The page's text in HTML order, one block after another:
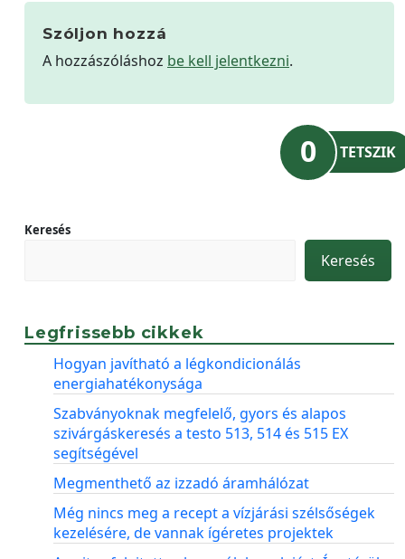
Szóljon hozzá
A hozzászóláshoz be kell jelentkezni.
0 TETSZIK
Keresés
Keresés
Legfrissebb cikkek
Hogyan javítható a légkondicionálás
energiahatékonysága
Szabványoknak megfelelő, gyors és alapos
szivárgáskeresés a testo 513, 514 és 515 EX
segítségével
Megmenthető az izzadó áramhálózat
Még nincs meg a recept a vízjárási szélsőségek
kezelésére, de vannak ígéretes projektek